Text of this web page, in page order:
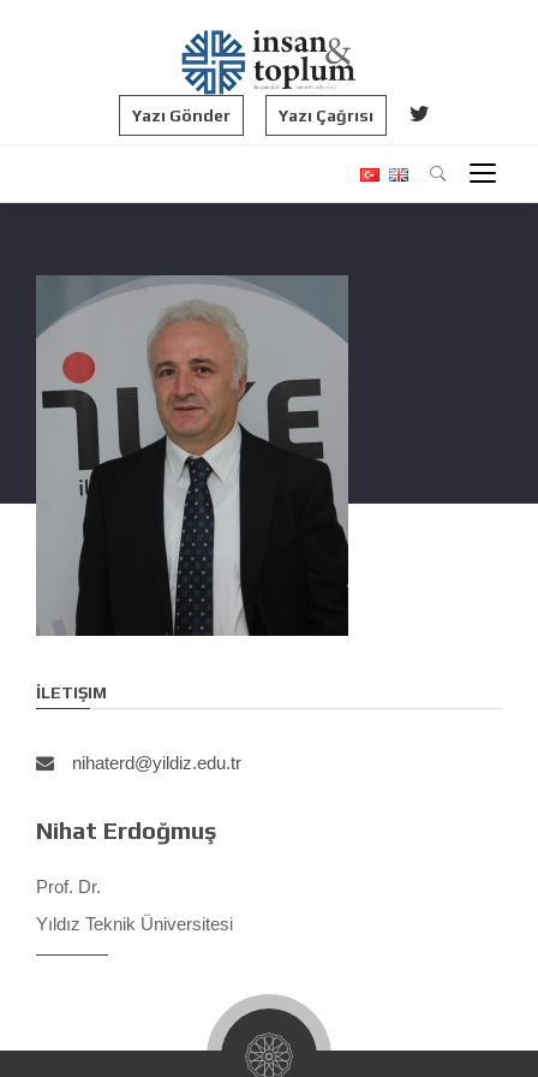
Yazı Gönder Yazı Çağrısı
İLETIŞIM
nihaterd@yildiz.edu.tr
Nihat Erdoğmuş
Prof. Dr.
Yıldız Teknik Üniversitesi